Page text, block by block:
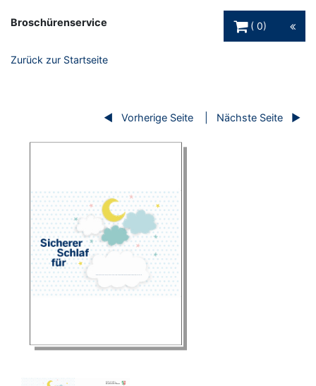
Broschürenservice
0
Zurück zur Startseite
Vorherige Seite Nächste Seite